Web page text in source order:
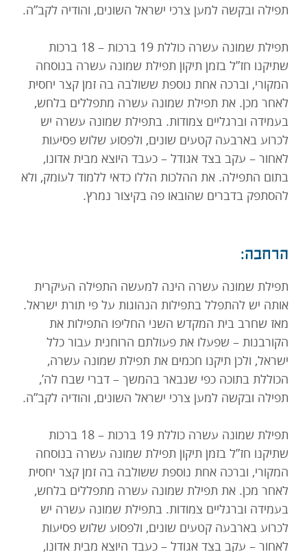
תפילה ובקשה למען צרכי ישראל השונים, והודיה לקב”ה.
תפילת שמונה עשרה כוללת 19 ברכות – 18 ברכות
שתיקנו חז”ל בזמן תיקון תפילת שמונה עשרה בנוסחה
המקורי, וברכה אחת נוספת ששולבה בה זמן קצר יחסית
לאחר מכן. את תפילת שמונה עשרה מתפללים בלחש,
בעמידה וברגליים צמודות. בתפילת שמונה עשרה יש
לכרוע בארבעה קטעים שונים, ולפסוע שלוש פסיעות
לאחור – עקב בצד אגודל – כעבד היוצא מבית אדונו,
בתום התפילה. את ההלכות הללו כדאי ללמוד לעומק, ולא
להסתפק בדברים שהובאו פה בקיצור נמרץ.
הרחבה:
תפילת שמונה עשרה הינה למעשה התפילה העיקרית
אותה יש להתפלל בתפילות הנהוגות על פי תורת ישראל.
מאז שחרב בית המקדש השני החליפו התפילות את
הקורבנות – שפעלו את פעולתם הרוחנית עבור כלל
ישראל, ולכן תיקנו חכמים את תפילת שמונה עשרה,
הכוללת בתוכה כפי שנבאר בהמשך – דברי שבח לה’,
תפילה ובקשה למען צרכי ישראל השונים, והודיה לקב”ה.
תפילת שמונה עשרה כוללת 19 ברכות – 18 ברכות
שתיקנו חז”ל בזמן תיקון תפילת שמונה עשרה בנוסחה
המקורי, וברכה אחת נוספת ששולבה בה זמן קצר יחסית
לאחר מכן. את תפילת שמונה עשרה מתפללים בלחש,
בעמידה וברגליים צמודות. בתפילת שמונה עשרה יש
לכרוע בארבעה קטעים שונים, ולפסוע שלוש פסיעות
לאחור – עקב בצד אגודל – כעבד היוצא מבית אדונו,